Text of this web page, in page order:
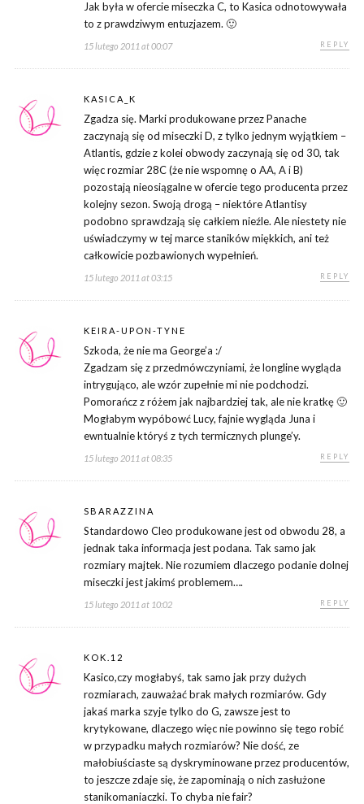
Jak była w ofercie miseczka C, to Kasica odnotowywała
to z prawdziwym entuzjazem. 🙂
15 lutego 2011 at 00:07 REPLY
KASICA_K
Zgadza się. Marki produkowane przez Panache
zaczynają się od miseczki D, z tylko jednym wyjątkiem –
Atlantis, gdzie z kolei obwody zaczynają się od 30, tak
więc rozmiar 28C (że nie wspomnę o AA, A i B)
pozostają nieosiągalne w ofercie tego producenta przez
kolejny sezon. Swoją drogą – niektóre Atlantisy
podobno sprawdzają się całkiem nieźle. Ale niestety nie
uświadczymy w tej marce staników miękkich, ani też
całkowicie pozbawionych wypełnień.
15 lutego 2011 at 03:15 REPLY
KEIRA-UPON-TYNE
Szkoda, że nie ma George’a :/
Zgadzam się z przedmówczyniami, że longline wygląda
intrygująco, ale wzór zupełnie mi nie podchodzi.
Pomorańcz z różem jak najbardziej tak, ale nie kratkę 🙂
Mogłabym wypóbowć Lucy, fajnie wygląda Juna i
ewntualnie któryś z tych termicznych plunge’y.
15 lutego 2011 at 08:35 REPLY
SBARAZZINA
Standardowo Cleo produkowane jest od obwodu 28, a
jednak taka informacja jest podana. Tak samo jak
rozmiary majtek. Nie rozumiem dlaczego podanie dolnej
miseczki jest jakimś problemem….
15 lutego 2011 at 10:02 REPLY
KOK.12
Kasico,czy mogłabyś, tak samo jak przy dużych
rozmiarach, zauważać brak małych rozmiarów. Gdy
jakaś marka szyje tylko do G, zawsze jest to
krytykowane, dlaczego więc nie powinno się tego robić
w przypadku małych rozmiarów? Nie dość, ze
małobiuściaste są dyskryminowane przez producentów,
to jeszcze zdaje się, że zapominają o nich zasłużone
stanikomaniaczki. To chyba nie fair?